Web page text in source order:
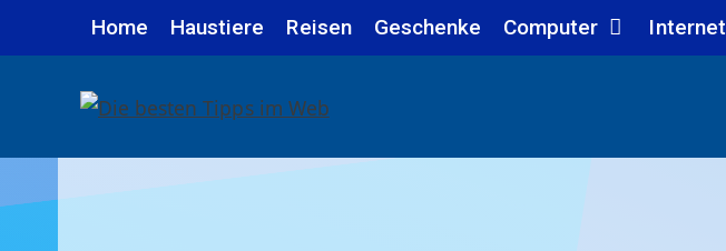
Inhalt
Home Haustiere Reisen Geschenke Computer Internet